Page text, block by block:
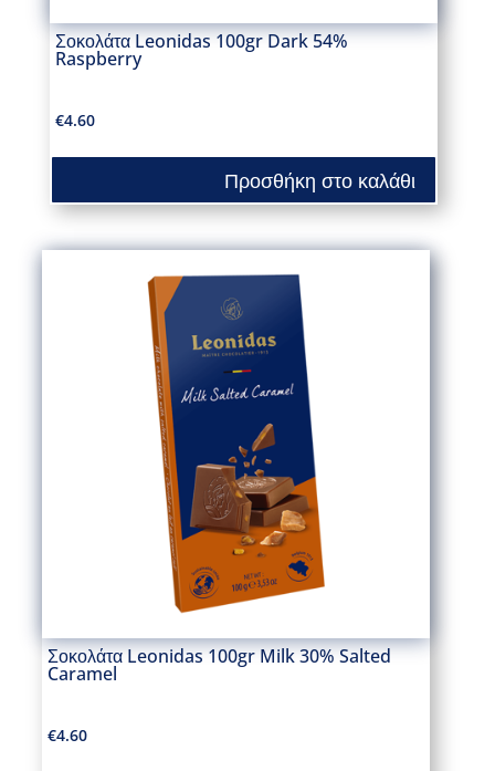
Σοκολάτα Leonidas 100gr Dark 54%
Raspberry
€4.60
Προσθήκη στο καλάθι
Σοκολάτα Leonidas 100gr Milk 30% Salted
Caramel
€4.60